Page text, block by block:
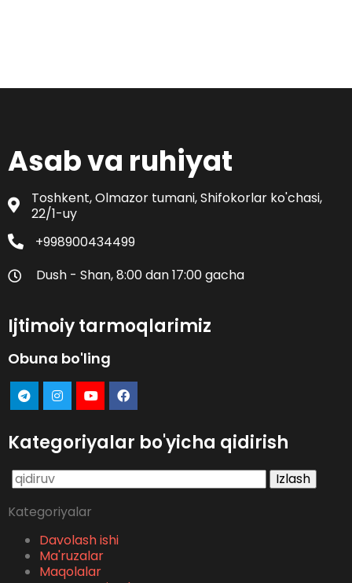
Asab va ruhiyat
Toshkent, Olmazor tumani, Shifokorlar ko'chasi,
22/1-uy
+998900434499
Dush - Shan, 8:00 dan 17:00 gacha
Ijtimoiy tarmoqlarimiz
Obuna bo'ling
Kategoriyalar bo'yicha qidirish
Qidirshish:
Kategoriyalar
Davolash ishi
Ma'ruzalar
Maqolalar